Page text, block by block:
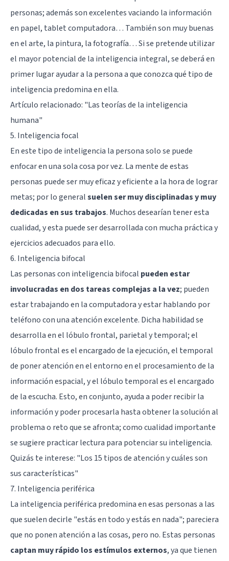
personas; además son excelentes vaciando la información
en papel, tablet computadora… También son muy buenas
en el arte, la pintura, la fotografía… Si se pretende utilizar
el mayor potencial de la inteligencia integral, se deberá en
primer lugar ayudar a la persona a que conozca qué tipo de
inteligencia predomina en ella.
Artículo relacionado: "Las teorías de la inteligencia
humana"
5. Inteligencia focal
En este tipo de inteligencia la persona solo se puede
enfocar en una sola cosa por vez. La mente de estas
personas puede ser muy eficaz y eficiente a la hora de lograr
metas; por lo generalsuelen ser muy disciplinadas y muy
dedicadas en sus trabajos. Muchos desearían tener esta
cualidad, y esta puede ser desarrollada con mucha práctica y
ejercicios adecuados para ello.
6. Inteligencia bifocal
Las personas con inteligencia bifocal pueden estar
involucradas en dos tareas complejas a la vez; pueden
estar trabajando en la computadora y estar hablando por
teléfono con una atención excelente. Dicha habilidad se
desarrolla en el lóbulo frontal, parietal y temporal; el
lóbulo frontal es el encargado de la ejecución, el temporal
de poner atención en el entorno en el procesamiento de la
información espacial, y el lóbulo temporal es el encargado
de la escucha. Esto, en conjunto, ayuda a poder recibir la
información y poder procesarla hasta obtener la solución al
problema o reto que se afronta; como cualidad importante
se sugiere practicar lectura para potenciar su inteligencia.
Quizás te interese: "Los 15 tipos de atención y cuáles son
sus características"
7. Inteligencia periférica
La inteligencia periférica predomina en esas personas a las
que suelen decirle "estás en todo y estás en nada"; pareciera
que no ponen atención a las cosas, pero no. Estas personas
captan muy rápido los estímulos externos, ya que tienen